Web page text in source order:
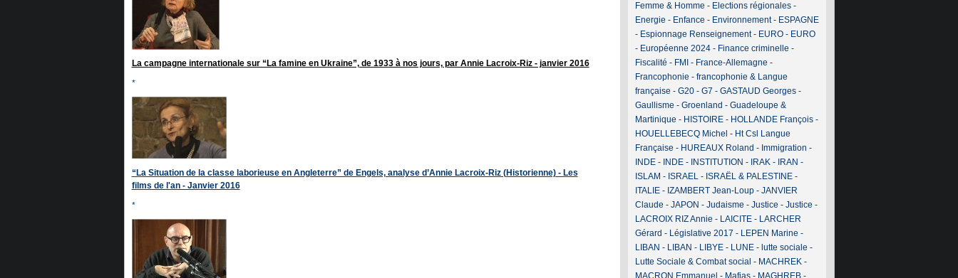
La campagne internationale sur “La famine en Ukraine”, de 1933 à nos jours, par Annie Lacroix-Riz - janvier 2016
*
“La Situation de la classe laborieuse en Angleterre” de Engels, analyse d’Annie Lacroix-Riz (Historienne) - Les
films de l'an - Janvier 2016
*
Femme & Homme - Elections régionales-
Energie - Enfance - Environnement- ESPAGNE
- Espionnage Renseignement- EURO- EURO
- Européenne 2024- Finance criminelle -
Fiscalité - FMI - France-Allemagne -
Francophonie - francophonie & Langue
française - G20- G7 - GASTAUD Georges-
Gaullisme - Groenland - Guadeloupe &
Martinique - HISTOIRE- HOLLANDE François-
HOUELLEBECQ Michel - Ht Csl Langue
Française - HUREAUX Roland - Immigration -
INDE- INDE- INSTITUTION - IRAK- IRAN -
ISLAM - ISRAEL- ISRAËL & PALESTINE-
ITALIE- IZAMBERT Jean-Loup- JANVIER
Claude - JAPON - Judaisme - Justice - Justice -
LACROIX RIZ Annie - LAICITE- LARCHER
Gérard - Législative 2017 - LEPEN Marine -
LIBAN - LIBAN - LIBYE- LUNE- lutte sociale -
Lutte Sociale & Combat social - MACHREK-
MACRON Emmanuel - Mafias- MAGHREB-